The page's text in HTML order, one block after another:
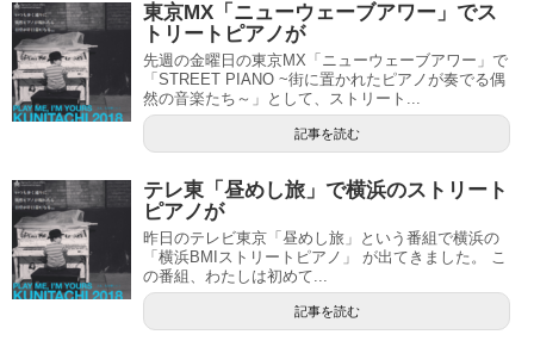
東京MX「ニューウェーブアワー」でス
トリートピアノが
先週の金曜日の東京MX「ニューウェーブアワー」で
「STREET PIANO ~街に置かれたピアノが奏でる偶
然の音楽たち～」として、ストリート...
記事を読む
テレ東「昼めし旅」で横浜のストリート
ピアノが
昨日のテレビ東京「昼めし旅」という番組で横浜の
「横浜BMIストリートピアノ」 が出てきました。 こ
の番組、わたしは初めて...
記事を読む